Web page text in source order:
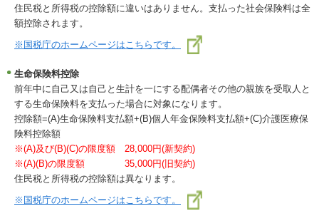
住民税と所得税の控除額に違いはありません。支払った社会保険料は全
額控除されます。
※国税庁のホームページはこちらです。
生命保険料控除
前年中に自己又は自己と生計を一にする配偶者その他の親族を受取人と
する生命保険料を支払った場合に対象になります。
控除額=(A)生命保険料支払額+(B)個人年金保険料支払額+(C)介護医療保
険料控除額
※(A)及び(B)(C)の限度額 28,000円(新契約)
※(A)(B)の限度額 35,000円(旧契約)
住民税と所得税の控除額は異なります。
※国税庁のホームページはこちらです。